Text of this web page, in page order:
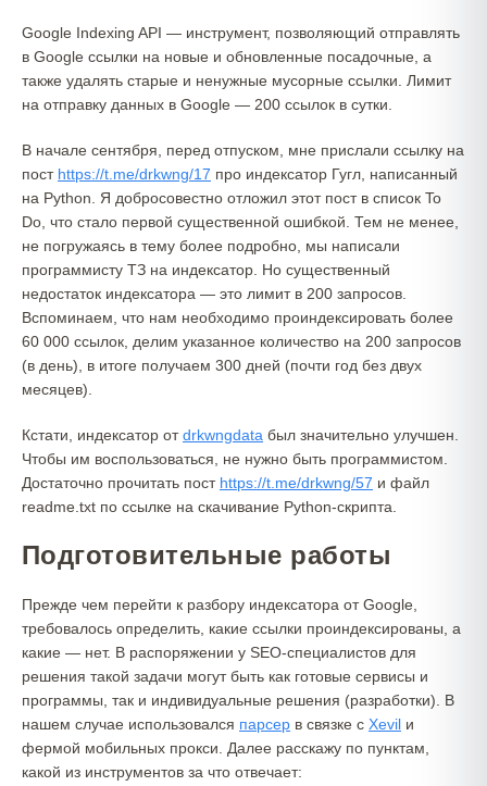
Google Indexing API — инструмент, позволяющий отправлять
в Google ссылки на новые и обновленные посадочные, а
также удалять старые и ненужные мусорные ссылки. Лимит
на отправку данных в Google — 200 ссылок в сутки.
В начале сентября, перед отпуском, мне прислали ссылку на
пост https://t.me/drkwng/17 про индексатор Гугл, написанный
на Python. Я добросовестно отложил этот пост в список To
Do, что стало первой существенной ошибкой. Тем не менее,
не погружаясь в тему более подробно, мы написали
программисту ТЗ на индексатор. Но существенный
недостаток индексатора — это лимит в 200 запросов.
Вспоминаем, что нам необходимо проиндексировать более
60 000 ссылок, делим указанное количество на 200 запросов
(в день), в итоге получаем 300 дней (почти год без двух
месяцев).
Кстати, индексатор отdrkwngdata был значительно улучшен.
Чтобы им воспользоваться, не нужно быть программистом.
Достаточно прочитать пост https://t.me/drkwng/57 и файл
readme.txt по ссылке на скачивание Python-скрипта.
Подготовительные работы
Прежде чем перейти к разбору индексатора от Google,
требовалось определить, какие ссылки проиндексированы, а
какие — нет. В распоряжении у SEO-специалистов для
решения такой задачи могут быть как готовые сервисы и
программы, так и индивидуальные решения (разработки). В
нашем случае использовался парсер в связке с Xevil и
фермой мобильных прокси. Далее расскажу по пунктам,
какой из инструментов за что отвечает: